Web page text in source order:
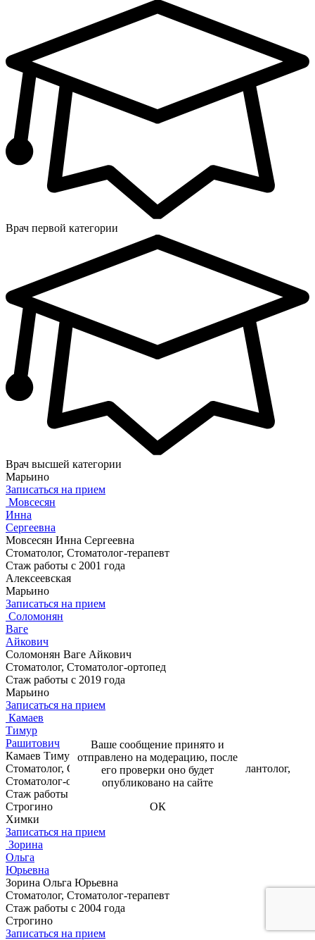
Врач первой категории
Врач высшей категории
Марьино
Записаться на прием
Мовсесян
Инна
Сергеевна
Мовсесян Инна Сергеевна
Стоматолог, Стоматолог-терапевт
Стаж работы с 2001 года
Алексеевская
Марьино
Записаться на прием
Соломонян
Ваге
Айкович
Соломонян Ваге Айкович
Стоматолог, Стоматолог-ортопед
Стаж работы с 2019 года
Марьино
Записаться на прием
Камаев
Тимур
Рашитович
Камаев Тимур Рашитович
Стоматолог, Стоматолог-хирург, Стоматолог-имплантолог,
Стоматолог-ортопед
Стаж работы с 2016 года
Строгино
Химки
Записаться на прием
Зорина
Ольга
Юрьевна
Зорина Ольга Юрьевна
Стоматолог, Стоматолог-терапевт
Стаж работы с 2004 года
Строгино
Записаться на прием
Ваше сообщение принято и
отправлено на модерацию, после
его проверки оно будет
опубликовано на сайте
ОК